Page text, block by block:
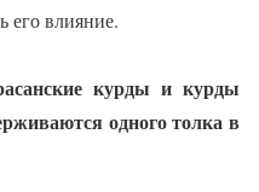
его влияние.
курды и курды
одного толка в